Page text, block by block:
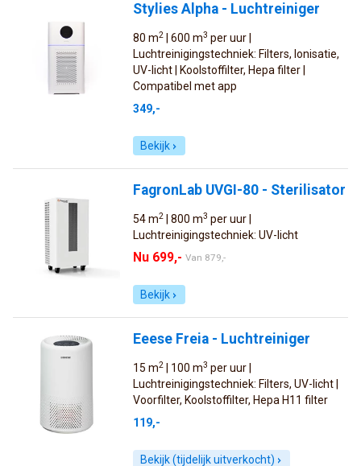
Stylies Alpha - Luchtreiniger
80 m2 | 600 m3 per uur |
Luchtreinigingstechniek: Filters, Ionisatie,
UV-licht | Koolstoffilter, Hepa filter |
Compatibel met app
349,-
Bekijk
FagronLab UVGI-80 - Sterilisator
54 m2 | 800 m3 per uur |
Luchtreinigingstechniek: UV-licht
Nu 699,- Van 879,-
Bekijk
Eeese Freia - Luchtreiniger
15 m2 | 100 m3 per uur |
Luchtreinigingstechniek: Filters, UV-licht |
Voorfilter, Koolstoffilter, Hepa H11 filter
119,-
Bekijk (tijdelijk uitverkocht)